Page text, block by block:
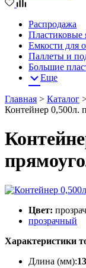
Распродажа
Пластиковые
Емкости для
Паллеты и
Большие
Еще
Главная > Каталог
Контейнер 0,500л.
Цвет:
прозрачный
Характеристики
Длина (мм):